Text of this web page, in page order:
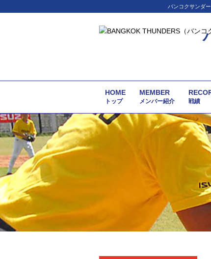
バンコクサンダ
HOME
トップ
MEMBER
メンバー紹介 戦績